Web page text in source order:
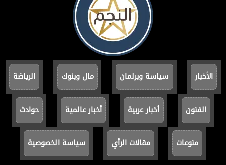
الأخبار سياسة وبرلمان مال وبنوك الرياضة
الفنون أخبار عربية أخبار عالمية حوادث
منوعات مقالات الرأي سياسة الخصوصية